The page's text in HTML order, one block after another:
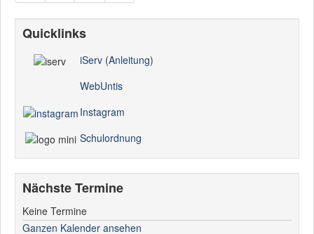
Quicklinks
iServ (Anleitung)
WebUntis
Instagram
Schulordnung
Nächste Termine
Keine Termine
Ganzen Kalender ansehen